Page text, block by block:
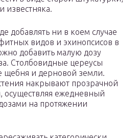
известняка.
добавлять ни в коем случае
видов и эхинопсисов в
добавить малую дозу
Столбовидные цереусы
щебня и дерновой земли.
накрывают прозрачной
осуществляя ежедневный
на протяжении